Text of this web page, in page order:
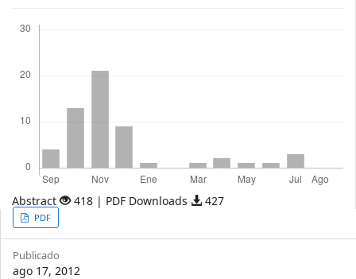
Abstract 418 | PDF Downloads 427
Article
Sidebar
PDF
Publicado
ago 17, 2012